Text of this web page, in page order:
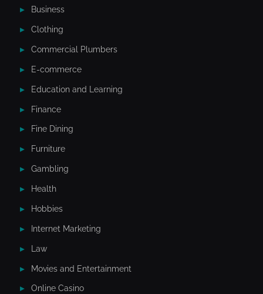
Business
Clothing
Commercial Plumbers
E-commerce
Education and Learning
Finance
Fine Dining
Furniture
Gambling
Health
Hobbies
Internet Marketing
Law
Movies and Entertainment
Online Casino